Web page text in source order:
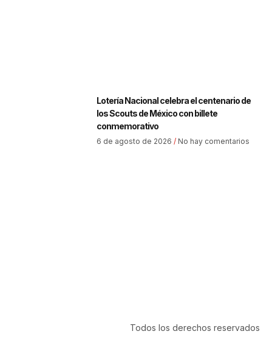
Lotería Nacional celebra el centenario de
los Scouts de México con billete
conmemorativo
6 de agosto de 2026 No hay comentarios
Todos los derechos reservados